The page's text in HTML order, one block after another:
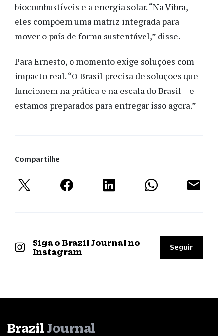
biocombustíveis e a energia solar. “Na Vibra,
eles compõem uma matriz integrada para
mover o país de forma sustentável,” disse.
Para Ernesto, o momento exige soluções com
impacto real. “O Brasil precisa de soluções que
funcionem na prática e na escala do Brasil – e
estamos preparados para entregar isso agora.”
Compartilhe
Siga o Brazil Journal no
Instagram
Seguir
Brazil Journal